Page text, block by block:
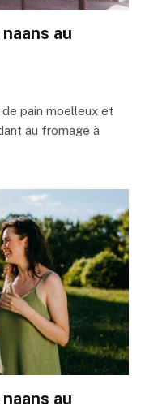
au
de pain moelleux et
au fromage à
au